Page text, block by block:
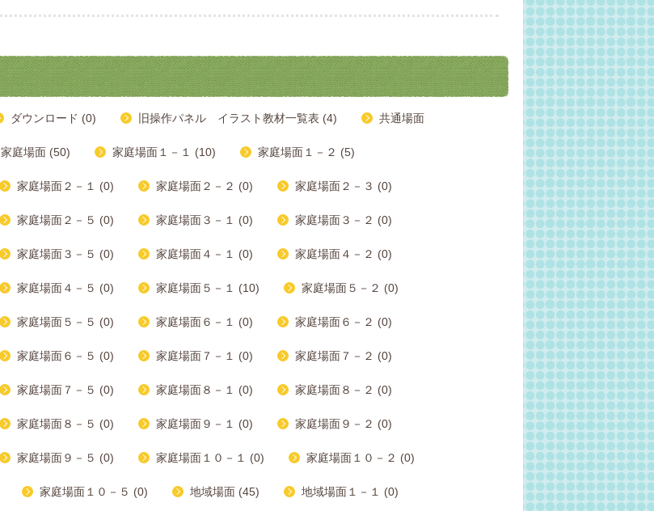
ダウンロード (0) 旧操作パネル イラスト教材一覧表 (4) 共通場面
家庭場面 (50) 家庭場面１－１ (10) 家庭場面１－２ (5)
家庭場面２－１ (0) 家庭場面２－２ (0) 家庭場面２－３ (0)
家庭場面２－５ (0) 家庭場面３－１ (0) 家庭場面３－２ (0)
家庭場面３－５ (0) 家庭場面４－１ (0) 家庭場面４－２ (0)
家庭場面４－５ (0) 家庭場面５－１ (10) 家庭場面５－２ (0)
家庭場面５－５ (0) 家庭場面６－１ (0) 家庭場面６－２ (0)
家庭場面６－５ (0) 家庭場面７－１ (0) 家庭場面７－２ (0)
家庭場面７－５ (0) 家庭場面８－１ (0) 家庭場面８－２ (0)
家庭場面８－５ (0) 家庭場面９－１ (0) 家庭場面９－２ (0)
家庭場面９－５ (0) 家庭場面１０－１ (0) 家庭場面１０－２ (0)
家庭場面１０－５ (0) 地域場面 (45) 地域場面１－１ (0)